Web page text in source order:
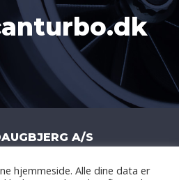
A/S
S | LITERBUEN 11J |
hjemmeside. Alle dine data er